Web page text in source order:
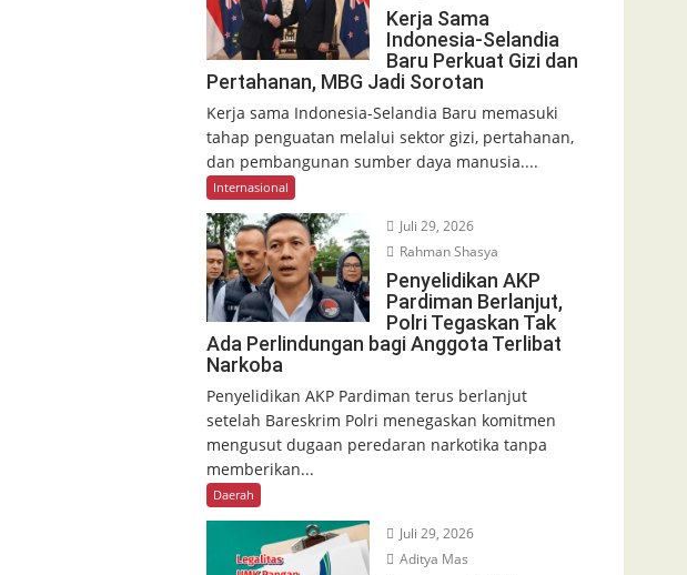
Kerja Sama
Indonesia-Selandia
Baru Perkuat Gizi dan
Pertahanan, MBG Jadi Sorotan
Kerja sama Indonesia-Selandia Baru memasuki
tahap penguatan melalui sektor gizi, pertahanan,
dan pembangunan sumber daya manusia....
Internasional
Juli 29, 2026
Rahman Shasya
Penyelidikan AKP
Pardiman Berlanjut,
Polri Tegaskan Tak
Ada Perlindungan bagi Anggota Terlibat
Narkoba
Penyelidikan AKP Pardiman terus berlanjut
setelah Bareskrim Polri menegaskan komitmen
mengusut dugaan peredaran narkotika tanpa
memberikan...
Daerah
Juli 29, 2026
Aditya Mas